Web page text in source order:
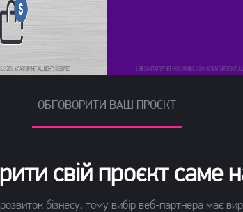
ОБГОВОРИТИ ВАШ ПРОЄКТ
свій проєкт саме
бізнесу, тому вибір веб-партнера має